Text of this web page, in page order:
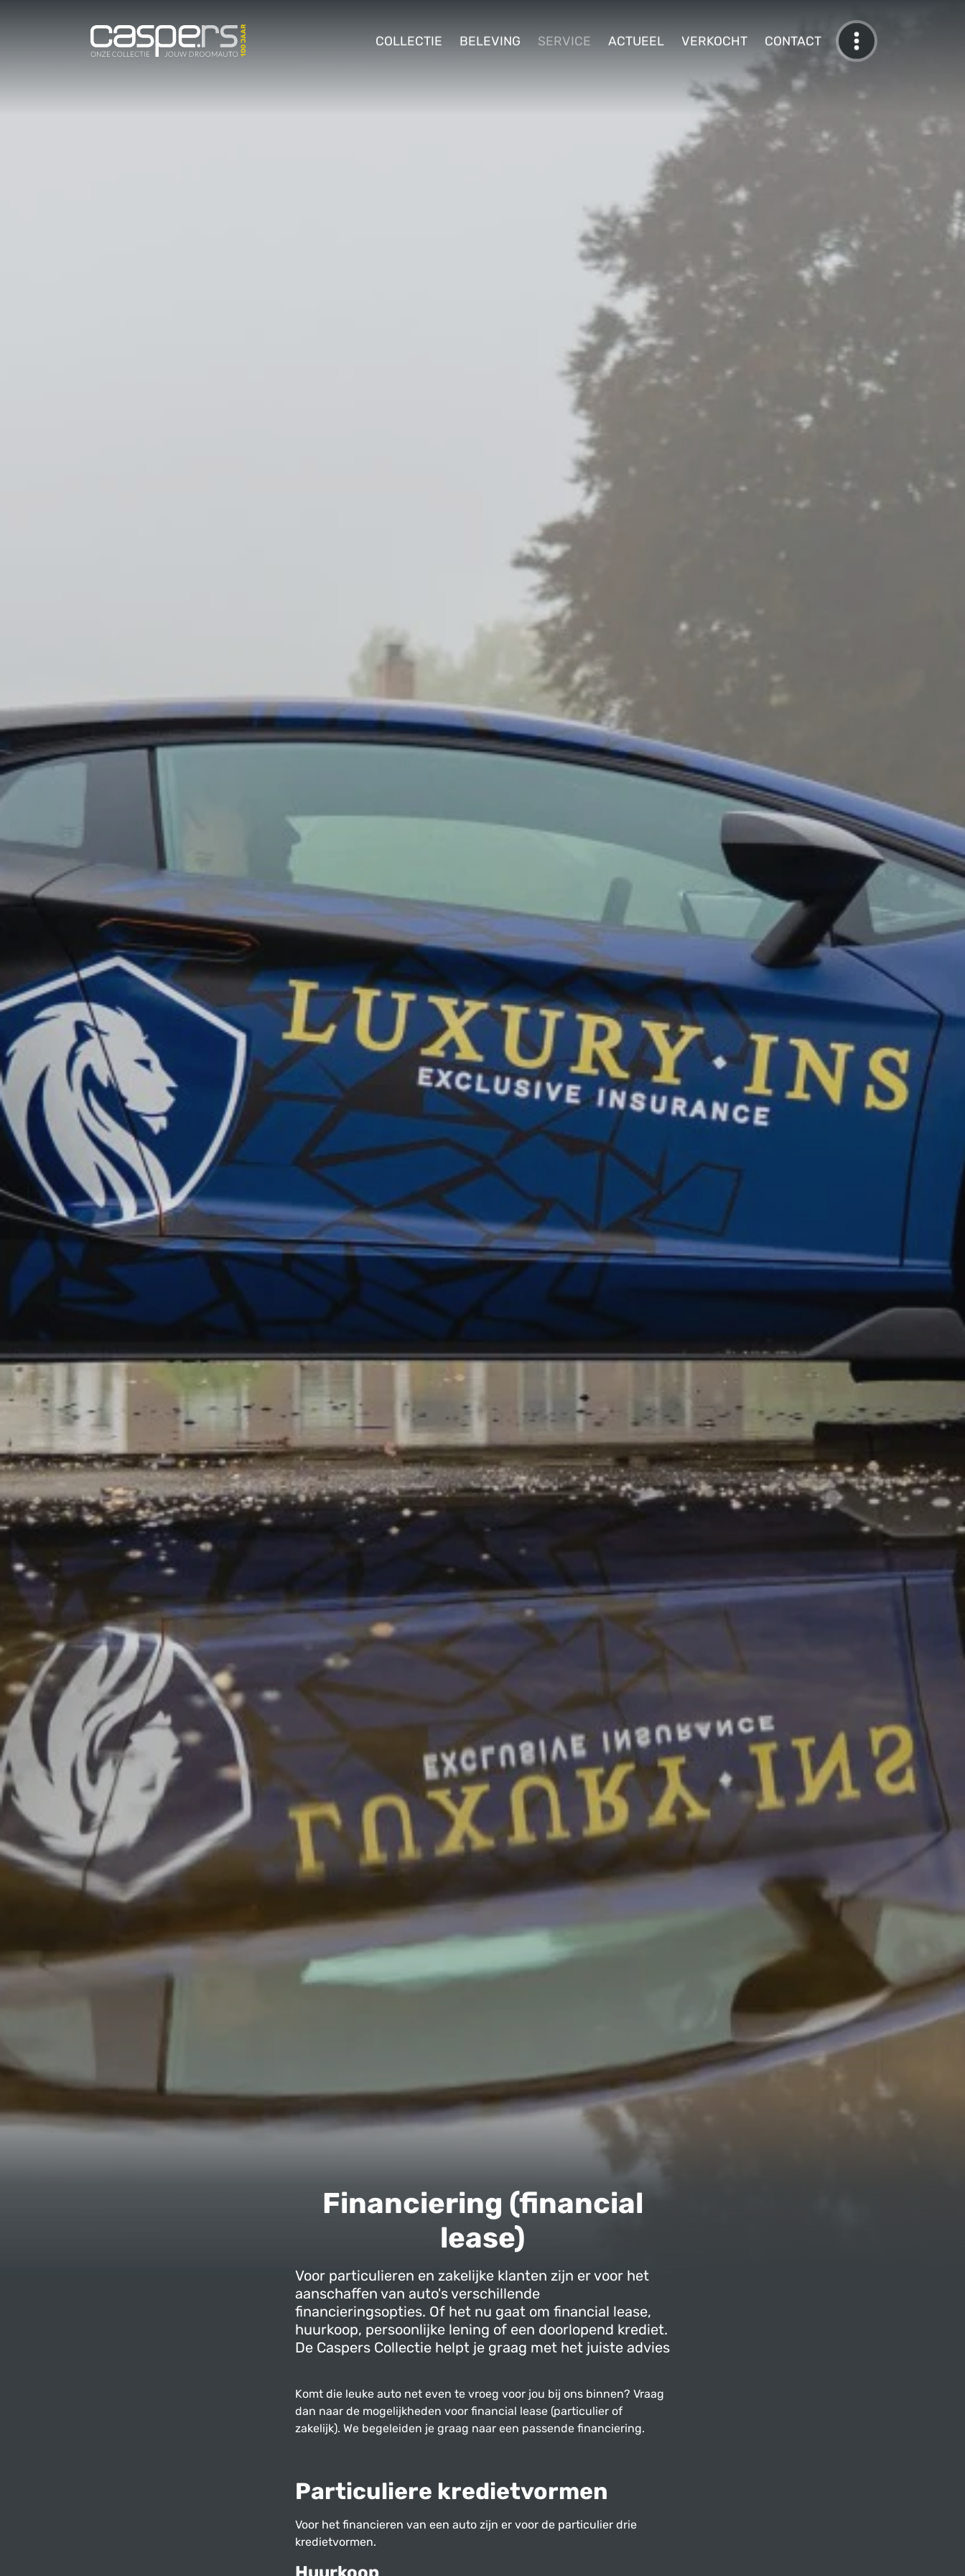
De Caspers Collectie COLLECTIE BELEVING SERVICE ACTUEEL VERKOCHT CONTACT
Financiering (financial
lease)
Voor particulieren en zakelijke klanten zijn er voor het
aanschaffen van auto's verschillende
financieringsopties. Of het nu gaat om financial lease,
huurkoop, persoonlijke lening of een doorlopend krediet.
De Caspers Collectie helpt je graag met het juiste advies
Komt die leuke auto net even te vroeg voor jou bij ons binnen? Vraag
dan naar de mogelijkheden voor financial lease (particulier of
zakelijk). We begeleiden je graag naar een passende financiering.
Particuliere kredietvormen
Voor het financieren van een auto zijn er voor de particulier drie
kredietvormen.